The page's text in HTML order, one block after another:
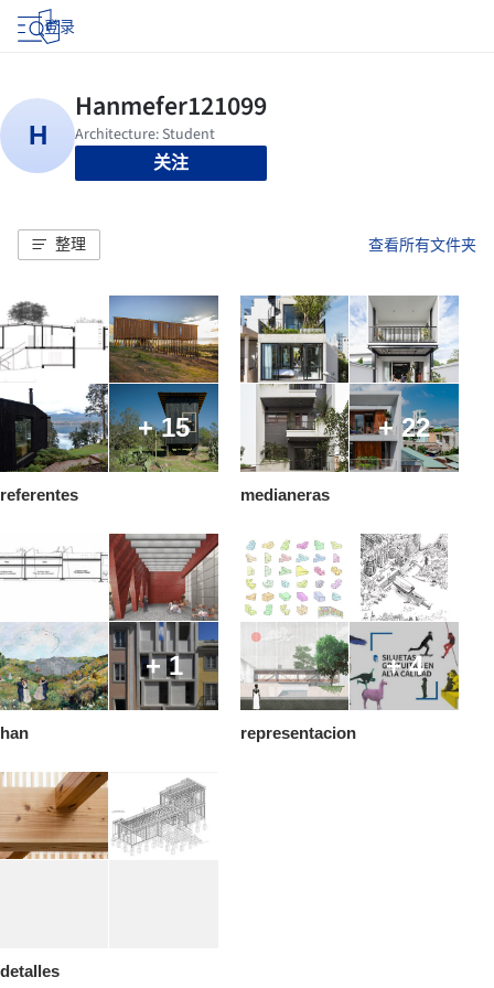
登录
关注
整理 查看所有文件夹
+ 15
referentes
+ 22
medianeras
+ 1
han
+ 4
representacion
detalles